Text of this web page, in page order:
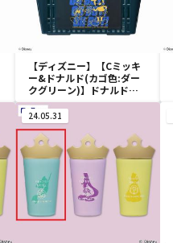
【ディズニー】【Cミッキ
ー&ドナルド(カゴ色:ダー
クグリーン)】ドナルドダ
ック ミニメッシュカゴ
24.05.31